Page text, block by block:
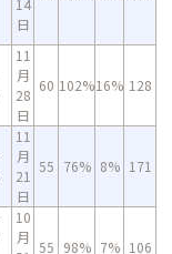
14
日
11
月
28
日
60 102%16% 128
11
月
21
日
55 76% 8% 171
10
月
55 98% 7% 106